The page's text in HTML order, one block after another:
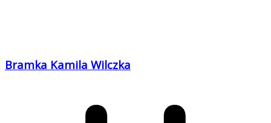
Bramka Kamila Wilczka